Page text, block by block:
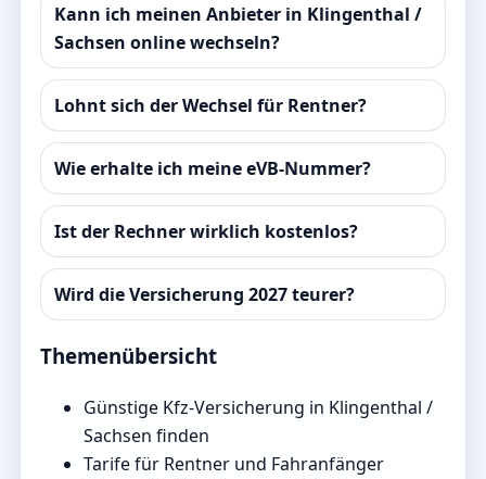
Kann ich meinen Anbieter in Klingenthal /
Sachsen online wechseln?
Lohnt sich der Wechsel für Rentner?
Wie erhalte ich meine eVB-Nummer?
Ist der Rechner wirklich kostenlos?
Wird die Versicherung 2027 teurer?
Themenübersicht
Günstige Kfz-Versicherung in Klingenthal /
Sachsen finden
Tarife für Rentner und Fahranfänger